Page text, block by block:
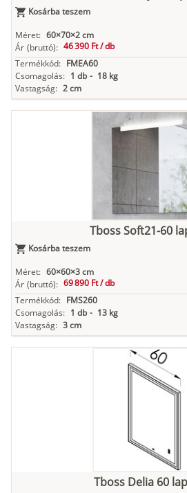
Kosárba teszem
Méret: 60×70×2 cm
Ár (bruttó): 46 390 Ft /db
Termékkód: FMEA60
Csomagolás: 1 db - 18 kg
Vastagság: 2 cm
Tboss Soft21-60
Kosárba teszem
Méret: 60×60×3 cm
Ár (bruttó): 69 890 Ft /db
Termékkód: FMS260
Csomagolás: 1 db - 13 kg
Vastagság: 3 cm
Tboss Delia 60